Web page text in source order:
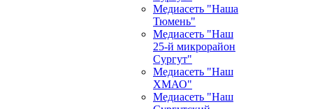
Медиасеть "Наша
Тюмень"
Медиасеть "Наш
25-й микрорайон
Сургут"
Медиасеть "Наш
ХМАО"
Медиасеть "Наш